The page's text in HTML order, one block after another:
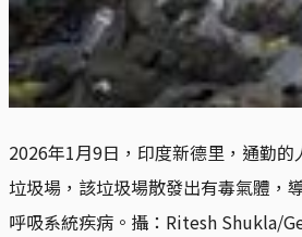
2026年1月9日，印度新德里，通勤
垃圾場，該垃圾場散發出有毒氣體，
呼吸系統疾病。攝：Ritesh Shukla/